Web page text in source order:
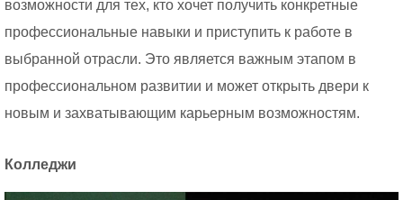
возможности для тех, кто хочет получить конкретные
профессиональные навыки и приступить к работе в
выбранной отрасли. Это является важным этапом в
профессиональном развитии и может открыть двери к
новым и захватывающим карьерным возможностям.
Колледжи